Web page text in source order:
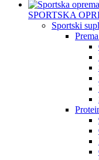
SPORTSKA
Sportski